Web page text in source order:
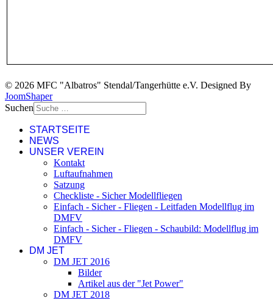
© 2026 MFC "Albatros" Stendal/Tangerhütte e.V. Designed By
JoomShaper
Suchen
STARTSEITE
NEWS
UNSER VEREIN
Kontakt
Luftaufnahmen
Satzung
Checkliste - Sicher Modellfliegen
Einfach - Sicher - Fliegen - Leitfaden Modellflug im
DMFV
Einfach - Sicher - Fliegen - Schaubild: Modellflug im
DMFV
DM JET
DM JET 2016
Bilder
Artikel aus der "Jet Power"
DM JET 2018